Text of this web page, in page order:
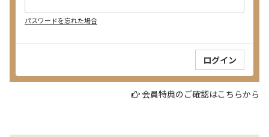
パスワードを忘れた場合
会員特典のご確認はこちらから